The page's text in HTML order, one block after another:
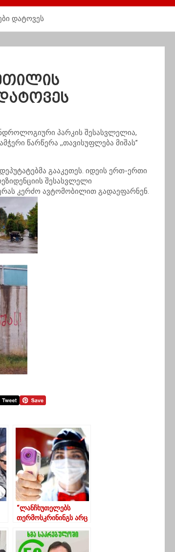
დატოვეს
პარკის შესასვლელია,
წარწერა ,,თავისუფლება მიშას”
გააკეთეს. იდეის ერთ-ერთი
შესასვლელი
კერძო ავტომობილით გადაეფარნენ.
“ლანჩხუთელებს
თერმოსკრინინგს არც
მერიის
თანამშრომლები